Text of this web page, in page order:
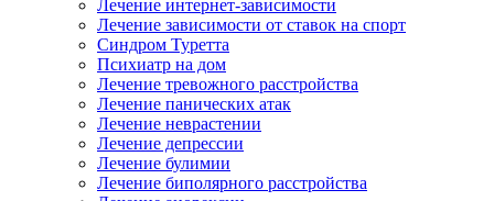
Лечение интернет-зависимости
Лечение зависимости от ставок на спорт
Синдром Туретта
Психиатр на дом
Лечение тревожного расстройства
Лечение панических атак
Лечение неврастении
Лечение депрессии
Лечение булимии
Лечение биполярного расстройства